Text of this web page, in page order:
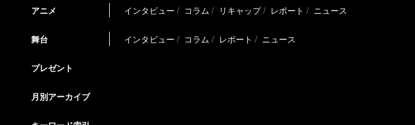
アニメ インタビュー コラム リキャップ レポート ニュース
舞台 インタビュー コラム レポート ニュース
プレゼント
月別アーカイブ